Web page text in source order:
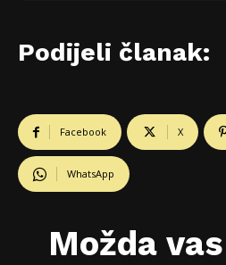
Podijeli članak:
Facebook X
WhatsApp
Možda